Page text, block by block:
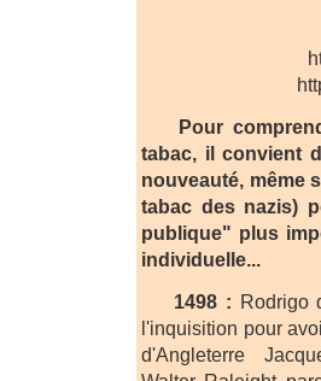
Pour
tabac, il convient
nouveauté, même
tabac des nazis)
publique" plus
individuelle...
1498 : Rodrigo
l'inquisition pour
d'Angleterre